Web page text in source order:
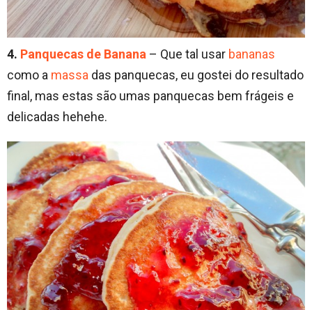
4. Panquecas de Banana – Que tal usar bananas
como a massa das panquecas, eu gostei do resultado
final, mas estas são umas panquecas bem frágeis e
delicadas hehehe.